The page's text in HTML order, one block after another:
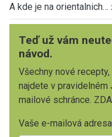
A kde je na orientalnich…
Teď už vám
návod.
Všechny nové
najdete v pravidelném
mailové schránce.
Vaše e-mailová adresa